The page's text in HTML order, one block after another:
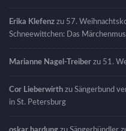
Erika Klefenz zu 57.
Schneewittchen: Das
Marianne Nagel-Treiber zu 51.
Cor Lieberwirth zu Sängerbund
in St. Petersburg